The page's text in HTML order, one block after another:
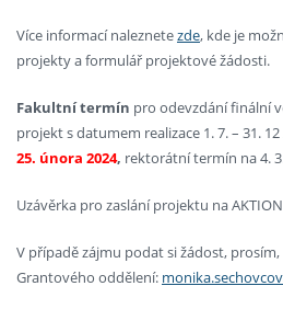
Více informací naleznetezde, kde je
projekty a formulář projektové žádosti.
Fakultní termín pro odevzdání finální
projekt s datumem realizace 1. 7. – 31.
25. února 2024, rektorátní termín na 4.
Uzávěrka pro zaslání projektu na
V případě zájmu podat si žádost,
Grantového oddělení: